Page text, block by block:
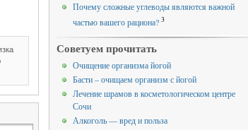
Почему сложные углеводы являются важной
частью вашего рациона? 3
Советуем прочитать
Очищение организма йогой
Басти – очищаем организм с йогой
Лечение шрамов в косметологическом центре
Сочи
Алкоголь — вред и польза